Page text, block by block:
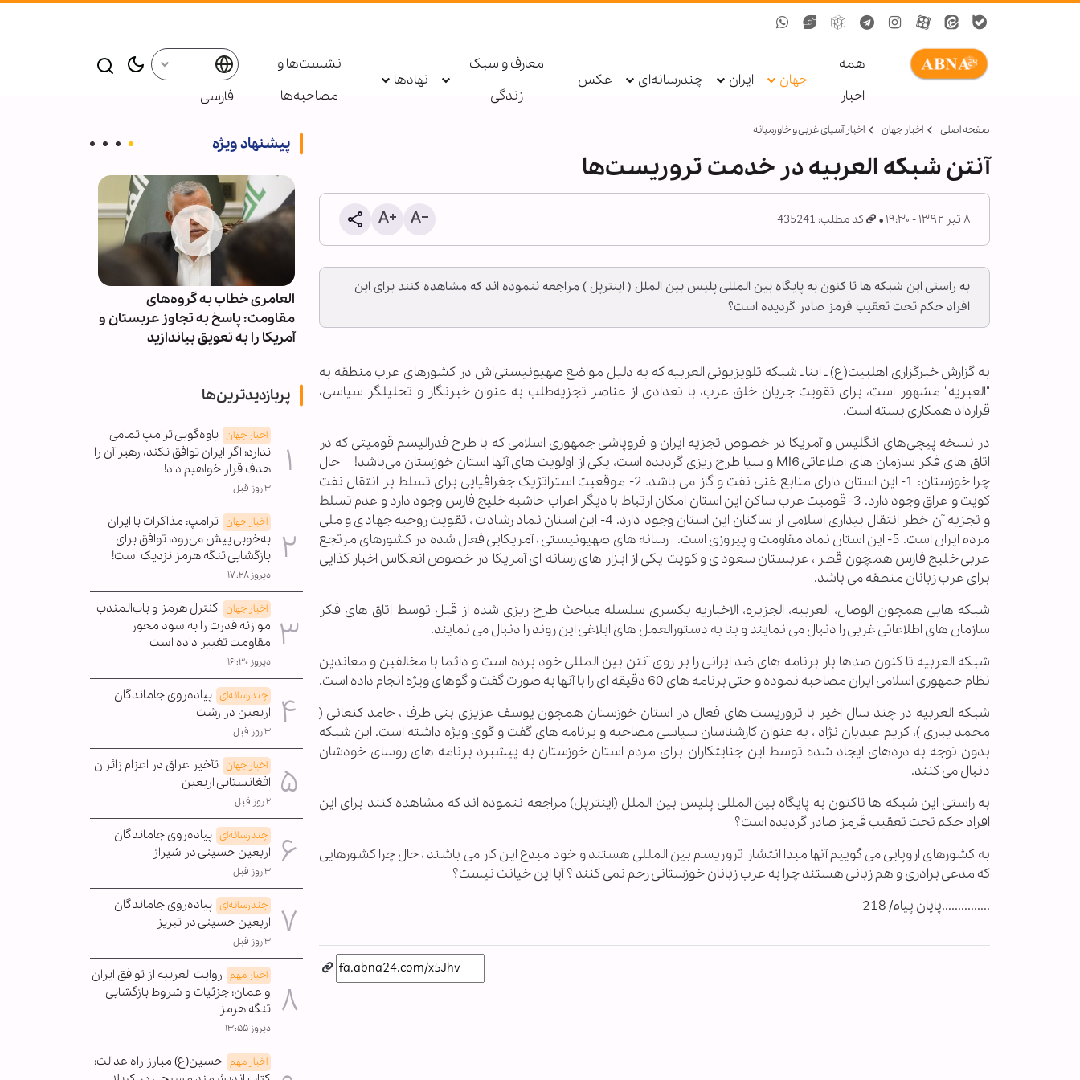
همه
اخبار
جهان ایران چندرسانه‌ای عکس
معارف و سبک
زندگی
نهادها
نشست‌ها و
مصاحبه‌ها
فارسی
صفحه اصلی اخبار جهان اخبار آسیای غربی و خاورمیانه
آنتن شبکه العربیه در خدمت تروریست‌ها
۸ تیر ۱۳۹۲ - ۱۹:۳۰ کد مطلب: 435241
به راستی این شبکه ها تا کنون به پایگاه بین المللی پلیس بین الملل ( اینترپل ) مراجعه ننموده اند که مشاهده کنند برای این
افراد حکم تحت تعقیب قرمز صادر گردیده است؟
به گزارش خبرگزاری اهل‏بیت(ع) ـ ابنا ـ شبکه تلویزیونی العربیه که به دلیل مواضع صهیونیستی‌اش در کشورهای عرب منطقه به
"العبریه" مشهور است، برای تقویت جریان خلق عرب، با تعدادی از عناصر تجزیه‌طلب به عنوان خبرنگار و تحلیلگر سیاسی،
قرارداد همکاری بسته است.
در نسخه پیچی‌های انگلیس و آمریکا در خصوص تجزیه ایران و فروپاشی جمهوری اسلامی که با طرح فدرالیسم قومیتی که در
اتاق های فکر سازمان های اطلاعاتی MI6 و سیا طرح ریزی گردیده است‌، یکی از اولویت های آنها استان خوزستان می‌باشد! حال
چرا خوزستان: 1- این استان دارای منابع غنی نفت و گاز می باشد. 2- موقعیت استراتژیک جغرافیایی برای تسلط بر انتقال نفت
کویت و عراق وجود دارد. 3- قومیت عرب ساکن این استان امکان ارتباط با دیگر اعراب حاشیه خلیج فارس وجود دارد و عدم تسلط
و تجزیه آن خطر انتقال بیداری اسلامی از ساکنان این استان وجود دارد. 4- این استان نماد رشادت ، تقویت روحیه جهادی و ملی
مردم ایران است. 5- این استان نماد مقاومت و پیروزی است. رسانه های صهیونیستی ، آمریکایی فعال شده در کشورهای مرتجع
عربی خلیج فارس همچون قطر ، عربستان سعودی و کویت یکی از ابزار های رسانه ای آمریکا در خصوص انعکاس اخبار کذایی
برای عرب زبانان منطقه می باشد.
شبکه هایی همچون الوصال، العربیه، الجزیره، الاخباریه یکسری سلسله مباحث طرح ریزی شده از قبل توسط اتاق های فکر
سازمان های اطلاعاتی غربی را دنبال می نمایند و بنا به دستورالعمل های ابلاغی این روند را دنبال می نمایند.
شبکه العربیه تا کنون صدها بار برنامه های ضد ایرانی را بر روی آنتن بین المللی خود برده است و دائما با مخالفین و معاندین
نظام جمهوری اسلامی ایران مصاحبه نموده و حتی برنامه های 60 دقیقه ای را با آنها به صورت گفت و گوهای ویژه انجام داده است.
شبکه العربیه در چند سال اخیر با تروریست های فعال در استان خوزستان همچون یوسف عزیزی بنی طرف ، حامد کنعانی (
محمد یباری )، کریم عبدیان نژاد ، به عنوان کارشناسان سیاسی مصاحبه و برنامه های گفت و گوی ویژه داشته است. این شبکه
بدون توجه به دردهای ایجاد شده توسط این جنایتکاران برای مردم استان خوزستان به پیشبرد برنامه های روسای خودشان
دنبال می کنند.
به راستی این شبکه ها تاکنون به پایگاه بین المللی پلیس بین الملل (اینترپل) مراجعه ننموده اند که مشاهده کنند برای این
افراد حکم تحت تعقیب قرمز صادر گردیده است؟
به کشورهای اروپایی می گوییم آنها مبدا انتشار تروریسم بین المللی هستند و خود مبدع این کار می باشند ، حال چرا کشورهایی
که مدعی برادری و هم زبانی هستند چرا به عرب زبانان خوزستانی رحم نمی کنند ؟ آیا این خیانت نیست؟
...............پایان پیام/ 218
پیشنهاد ویژه
ویدیو/ نخست‌وزیر پاکستان وارد
العامری خطاب به گروه‌های
مقاومت: پاسخ به تجاوز عربستان و
آمریکا را به تعویق بیاندازید
پربازدیدترین‌ها
اخبار جهان یاوه‌گویی ترامپ تمامی
ندارد؛ اگر ایران توافق نکند، رهبر آن را
هدف قرار خواهیم داد!
۳ روز قبل
اخبار جهان ترامپ: مذاکرات با ایران
به‌خوبی پیش می‌رود؛ توافق برای
بازگشایی تنگه هرمز نزدیک است!
دیروز ۱۷:۲۸
اخبار جهان کنترل هرمز و باب‌المندب
موازنه قدرت را به سود محور
مقاومت تغییر داده است
دیروز ۱۶:۳۰
چندرسانه‌ای پیاده‌روی جاماندگان
اربعین در رشت
۳ روز قبل
اخبار جهان تأخیر عراق در اعزام زائران
افغانستانی اربعین
۲ روز قبل
چندرسانه‌ای پیاده‌روی جاماندگان
اربعین حسینی در شیراز
۳ روز قبل
چندرسانه‌ای پیاده‌روی جاماندگان
اربعین حسینی در تبریز
۳ روز قبل
اخبار مهم روایت العربیه از توافق ایران
و عمان؛ جزئیات و شروط بازگشایی
تنگه هرمز
دیروز ۱۳:۵۵
اخبار مهم حسین(ع) مبارز راه عدالت؛